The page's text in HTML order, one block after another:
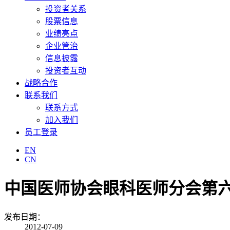
投资者关系
股票信息
业绩亮点
企业管治
信息披露
投资者互动
战略合作
联系我们
联系方式
加入我们
员工登录
EN
CN
中国医师协会眼科医师分会第
发布日期：
2012-07-09